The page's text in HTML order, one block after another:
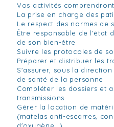
Vos activités
La prise en charge des
Le respect des normes de
Être responsable de l'état
de son bien-être
Suivre les protocoles de
Préparer et distribuer les
S'assurer, sous la
de santé de la personne
Compléter les dossiers et
transmissions
Gérer la location de
(matelas anti-escarres,